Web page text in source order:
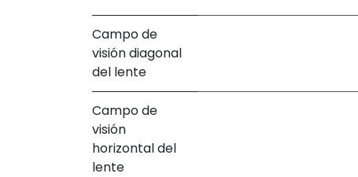
Campo de
visión diagonal
del lente
Campo de
visión
horizontal del
lente